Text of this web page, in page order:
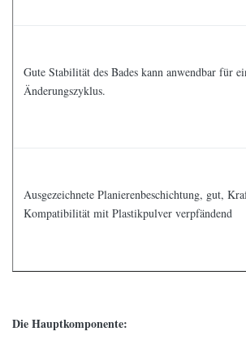
Gute Stabilität des Bades kann anwendbar für
Änderungszyklus.
Ausgezeichnete Planierenbeschichtung, gut,
Kompatibilität mit Plastikpulver verpfändend
Die Hauptkomponente: